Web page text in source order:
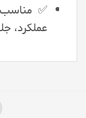
✅ مناسب
عملکرد،